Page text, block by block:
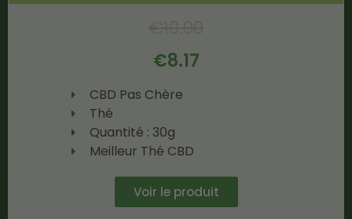
€8.17
CBD Pas Chère
Thé
Quantité : 30g
Meilleur Thé CBD
Voir le produit